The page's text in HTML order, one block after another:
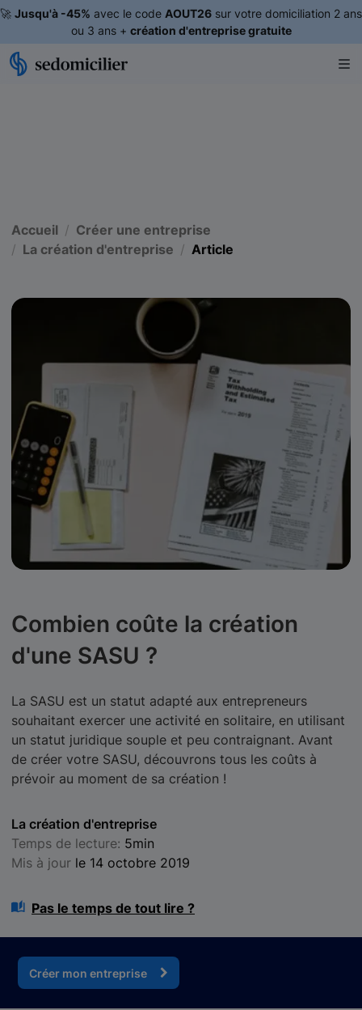
🚀 Jusqu'à -45% avec le code AOUT26 sur votre domiciliation 2 ans
ou 3 ans + création d'entreprise gratuite
Accueil
Créer une entreprise
La création d'entreprise
Article
Combien coûte la création
d'une SASU ?
La SASU est un statut adapté aux entrepreneurs
souhaitant exercer une activité en solitaire, en utilisant
un statut juridique souple et peu contraignant. Avant
de créer votre SASU, découvrons tous les coûts à
prévoir au moment de sa création !
La création d'entreprise
Temps de lecture: 5min
Mis à jour le 14 octobre 2019
Pas le temps de tout lire ?
Créer mon entreprise